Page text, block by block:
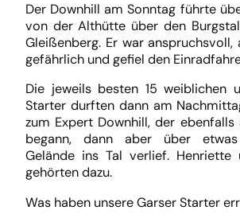
Der Downhill am Sonntag führte
von der Althütte über den
Gleißenberg. Er war anspruchsvoll,
gefährlich und gefiel den
Die jeweils besten 15 weiblichen
Starter durften dann am
zum Expert Downhill, der
begann, dann aber über etwas
Gelände ins Tal verlief. Henriette
gehörten dazu.
Was haben unsere Garser Starter